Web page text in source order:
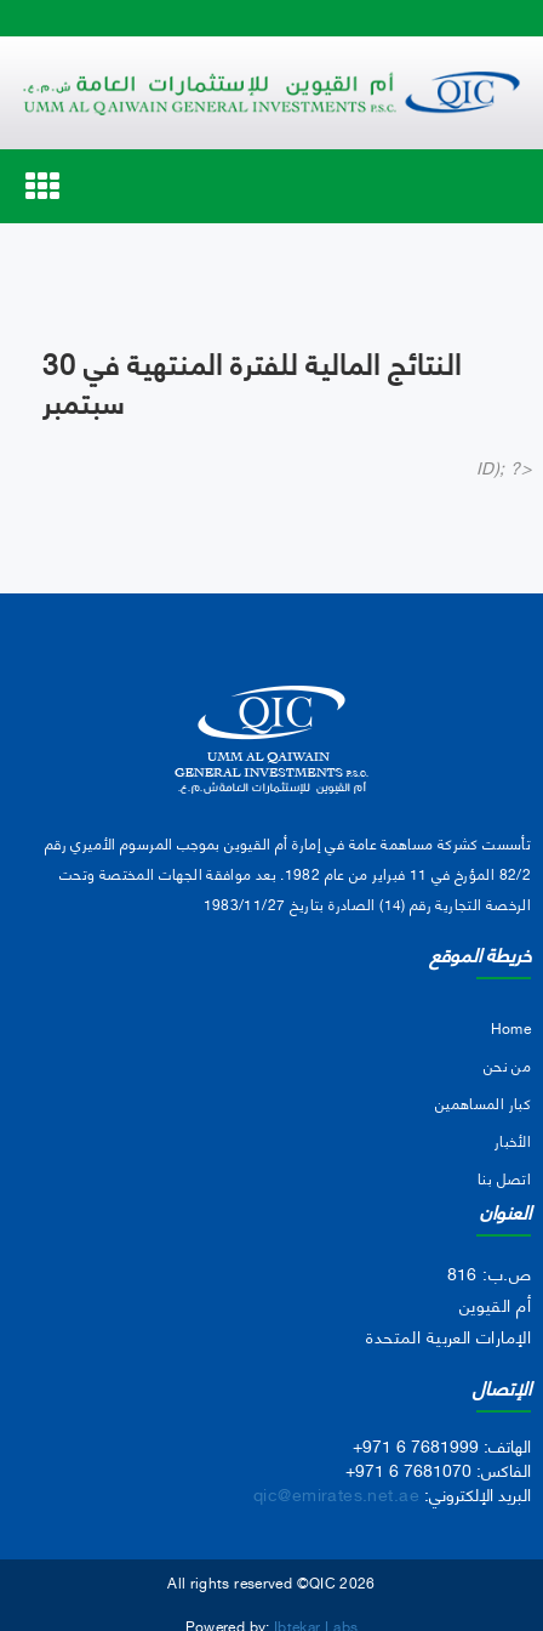
Toggle
navigation
النتائج المالية للفترة المنتهية في 30
سبتمبر
ID); ?>
تأسست كشركة مساهمة عامة في إمارة أم القيوين بموجب المرسوم الأميري رقم
82/2 المؤرخ في 11 فبراير من عام 1982. بعد موافقة الجهات المختصة وتحت
الرخصة التجارية رقم (14) الصادرة بتاريخ 1983/11/27
خريطة الموقع
Home
من نحن
كبار المساهمين
الأخبار
اتصل بنا
العنوان
ص.ب: 816
أم القيوين
الإمارات العربية المتحدة
الإتصال
الهاتف: +971 6 7681999
الفاكس: +971 6 7681070
البريد الإلكتروني: qic@emirates.net.ae
All rights reserved ©QIC 2026
Powered by: Ibtekar Labs